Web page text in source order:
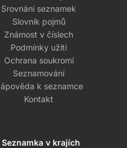
Srovnání seznamek
Slovník pojmů
Známost v číslech
Podmínky užití
Ochrana soukromí
Seznamování
k seznamce
Kontakt
Seznamka v krajích